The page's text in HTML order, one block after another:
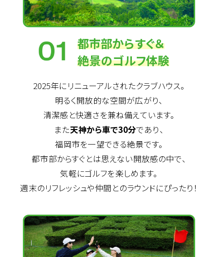
都市部からすぐ＆
絶景のゴルフ体験
2025年にリニューアルされたクラブハウス。
明るく開放的な空間が広がり、
清潔感と快適さを兼ね備えています。
また天神から車で30分であり、
福岡市を一望できる絶景です。
都市部からすぐとは思えない開放感の中で、
気軽にゴルフを楽しめます。
週末のリフレッシュや仲間とのラウンドにぴったり！